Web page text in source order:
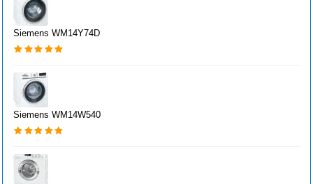
Siemens WM14Y74D
Siemens WM14W540